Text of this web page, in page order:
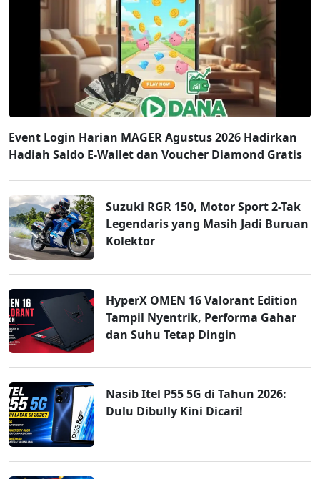
Event Login Harian MAGER Agustus 2026 Hadirkan
Hadiah Saldo E-Wallet dan Voucher Diamond Gratis
Suzuki RGR 150, Motor Sport 2-Tak
Legendaris yang Masih Jadi Buruan
Kolektor
HyperX OMEN 16 Valorant Edition
Tampil Nyentrik, Performa Gahar
dan Suhu Tetap Dingin
Nasib Itel P55 5G di Tahun 2026:
Dulu Dibully Kini Dicari!